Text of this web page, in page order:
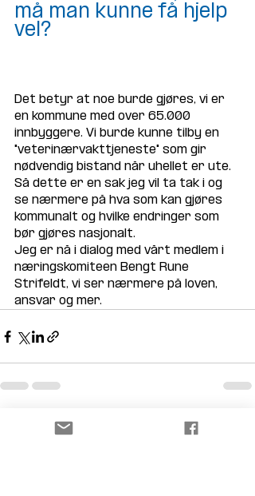
må man kunne få hjelp
vel?
Det betyr at noe burde gjøres, vi er
en kommune med over 65.000
innbyggere. Vi burde kunne tilby en
"veterinærvakttjeneste" som gir
nødvendig bistand når uhellet er ute.
Så dette er en sak jeg vil ta tak i og
se nærmere på hva som kan gjøres
kommunalt og hvilke endringer som
bør gjøres nasjonalt.
Jeg er nå i dialog med vårt medlem i
næringskomiteen Bengt Rune
Strifeldt, vi ser nærmere på loven,
ansvar og mer.
Siste innlegg